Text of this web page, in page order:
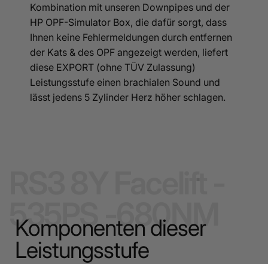
Kombination mit unseren Downpipes und der
HP OPF-Simulator Box, die dafür sorgt, dass
Ihnen keine Fehlermeldungen durch entfernen
der Kats & des OPF angezeigt werden, liefert
diese EXPORT (ohne TÜV Zulassung)
Leistungsstufe einen brachialen Sound und
lässt jedens 5 Zylinder Herz höher schlagen.
535PS -680NM
Komponenten dieser
Leistungsstufe